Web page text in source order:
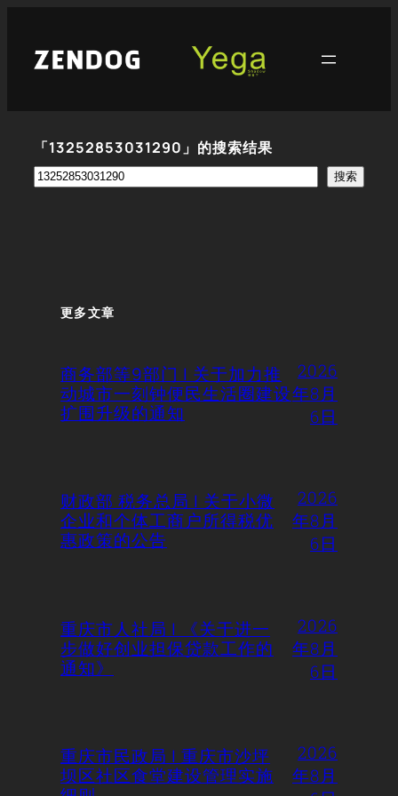
「13252853031290」的搜索结果
搜
搜索
更多文章
商务部等9部门 | 关于加力推
动城市一刻钟便民生活圈建设
扩围升级的通知
2026
年8月
6日
财政部 税务总局 | 关于小微
企业和个体工商户所得税优
惠政策的公告
2026
年8月
6日
重庆市人社局 | 《关于进一
步做好创业担保贷款工作的
通知》
2026
年8月
6日
重庆市民政局 | 重庆市沙坪
坝区社区食堂建设管理实施
2026
年8月